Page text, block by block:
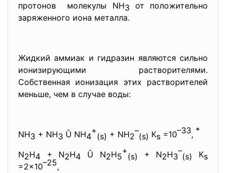
протонов молекулы NH3 от положительно
заряженного иона металла.
Жидкий аммиак и гидразин являются сильно
ионизирующими растворителями.
Собственная ионизация этих растворителей
меньше, чем в случае воды:
NH3 + NH3 Û NH4
+
(s) + NH2
–
(s) Кs =10–33, *
N2H4 + N2H4 Û N2H5
+
(s) + N2H3
–
(s) Кs
=2×10–25,